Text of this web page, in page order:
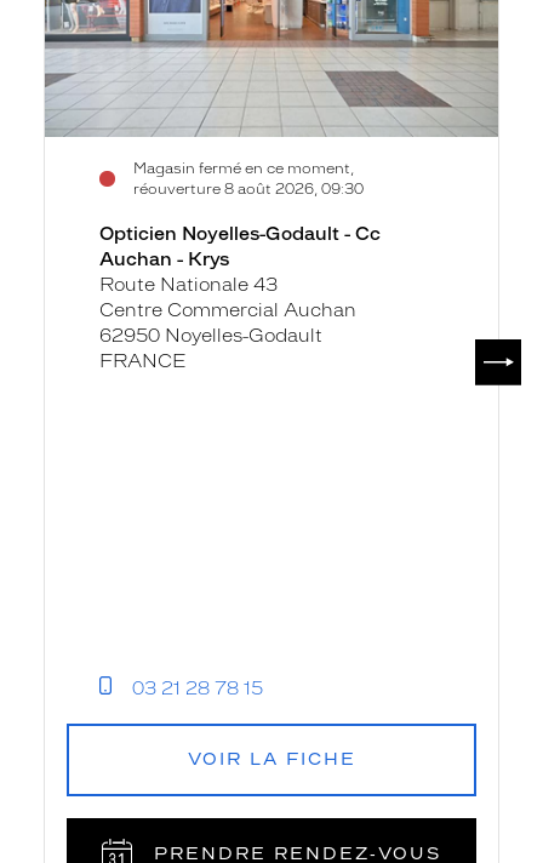
-
Krys
Magasin fermé en ce moment,
réouverture 8 août 2026, 09:30
Opticien Noyelles-Godault - Cc
Auchan - Krys
Route Nationale 43
Centre Commercial Auchan
62950 Noyelles-Godault
FRANCE
03 21 28 78 15
VOIR LA FICHE
PRENDRE RENDEZ‑VOUS